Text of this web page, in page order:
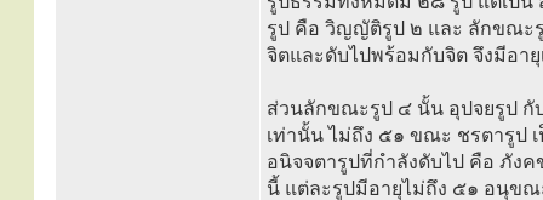
รูป คือ วิญญัติรูป ๒ และ ลักขณะ
จิตและดับไปพร้อมกับจิต จึงมีอา
ส่วนลักขณะรูป ๔ นั้น อุปจยรูป กั
เท่านั้น ไม่ถึง ๕๑ ขณะ ชรตารูป
อนิจจตารูปที่กำลังดับไป คือ ภัง
นี้ แต่ละรูปมีอายุไม่ถึง ๕๑ อนุข